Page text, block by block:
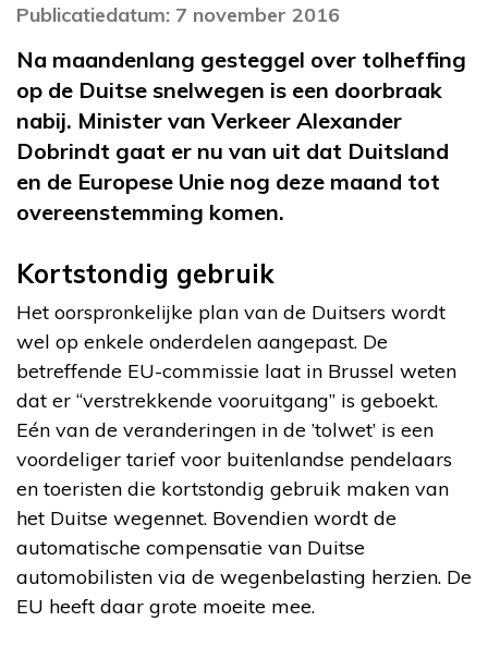
Publicatiedatum: 7 november 2016
Na maandenlang gesteggel over tolheffing
op de Duitse snelwegen is een doorbraak
nabij. Minister van Verkeer Alexander
Dobrindt gaat er nu van uit dat Duitsland
en de Europese Unie nog deze maand tot
overeenstemming komen.
Kortstondig gebruik
Het oorspronkelijke plan van de Duitsers wordt
wel op enkele onderdelen aangepast. De
betreffende EU-commissie laat in Brussel weten
dat er “verstrekkende vooruitgang” is geboekt.
Eén van de veranderingen in de ’tolwet’ is een
voordeliger tarief voor buitenlandse pendelaars
en toeristen die kortstondig gebruik maken van
het Duitse wegennet. Bovendien wordt de
automatische compensatie van Duitse
automobilisten via de wegenbelasting herzien. De
EU heeft daar grote moeite mee.